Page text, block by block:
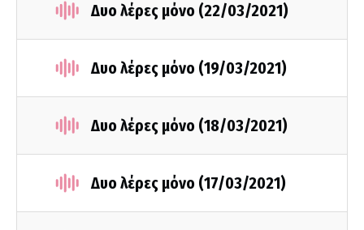
Δυο λέρες μόνο (22/03/2021)
Δυο λέρες μόνο (19/03/2021)
Δυο λέρες μόνο (18/03/2021)
Δυο λέρες μόνο (17/03/2021)